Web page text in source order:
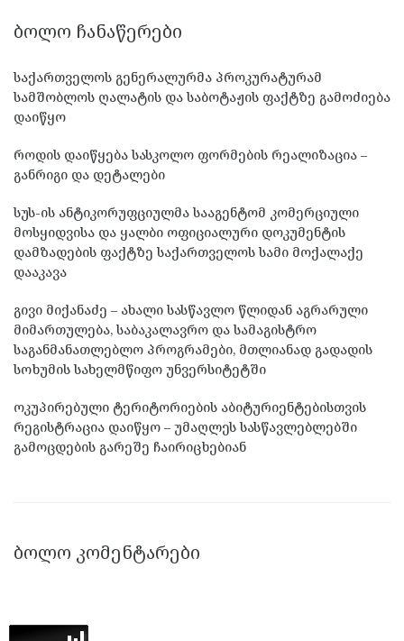
ᲑᲝᲚᲝ ᲩᲐᲜᲐᲬᲔᲠᲔᲑᲘ
საქართველოს გენერალურმა პროკურატურამ
სამშობლოს ღალატის და საბოტაჟის ფაქტზე გამოძიება
დაიწყო
როდის დაიწყება სასკოლო ფორმების რეალიზაცია –
განრიგი და დეტალები
სუს-ის ანტიკორუფციულმა სააგენტომ კომერციული
მოსყიდვისა და ყალბი ოფიციალური დოკუმენტის
დამზადების ფაქტზე საქართველოს სამი მოქალაქე
დააკავა
გივი მიქანაძე – ახალი სასწავლო წლიდან აგრარული
მიმართულება, საბაკალავრო და სამაგისტრო
საგანმანათლებლო პროგრამები, მთლიანად გადადის
სოხუმის სახელმწიფო უნვერსიტეტში
ოკუპირებული ტერიტორიების აბიტურიენტებისთვის
რეგისტრაცია დაიწყო – უმაღლეს სასწავლებლებში
გამოცდების გარეშე ჩაირიცხებიან
ᲑᲝᲚᲝ ᲙᲝᲛᲔᲜᲢᲐᲠᲔᲑᲘ